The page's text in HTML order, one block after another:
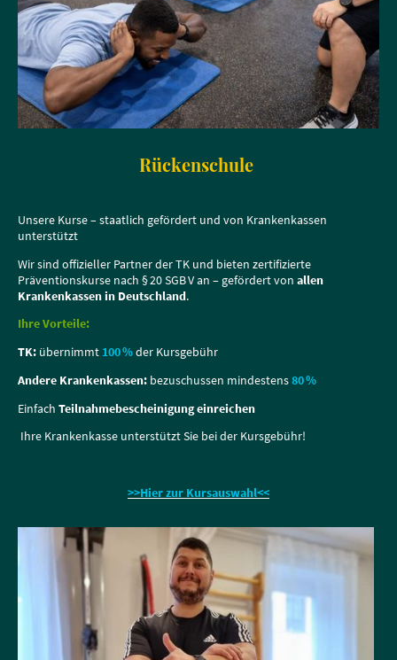
Rückenschule
Unsere Kurse – staatlich gefördert und von Krankenkassen
unterstützt
Wir sind offizieller Partner der TK und bieten zertifizierte
Präventionskurse nach § 20 SGB V an – gefördert von allen
Krankenkassen in Deutschland.
Ihre Vorteile:
TK: übernimmt 100 %der Kursgebühr
Andere Krankenkassen: bezuschussen mindestens80 %
Einfach Teilnahmebescheinigung einreichen
Ihre Krankenkasse unterstützt Sie bei der Kursgebühr!
>>Hier zur Kursauswahl<<